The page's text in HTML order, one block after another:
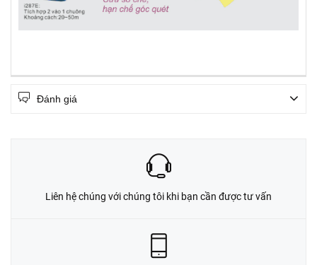
Đánh giá
Liên hệ chúng với chúng tôi khi bạn cần được tư vấn